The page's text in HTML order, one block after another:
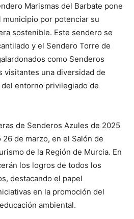
Marismas del Barbate pone
por potenciar su
sostenible. Este sendero se
y el Sendero Torre de
como Senderos
visitantes una diversidad de
entorno privilegiado de
de Senderos Azules de 2025
de marzo, en el Salón de
de la Región de Murcia. En
los logros de todos los
destacando el papel
en la promoción del
ambiental.